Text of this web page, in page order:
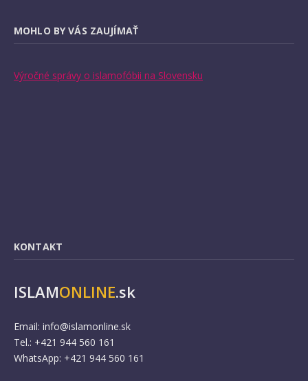
MOHLO BY VÁS ZAUJÍMAŤ
Výročné správy o islamofóbii na Slovensku
KONTAKT
ISLAMONLINE.sk
Email: info@islamonline.sk
Tel.: +421 944 560 161
WhatsApp: +421 944 560 161